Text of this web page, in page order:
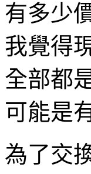
有多少
我覺得
全部都
可能是
為了交